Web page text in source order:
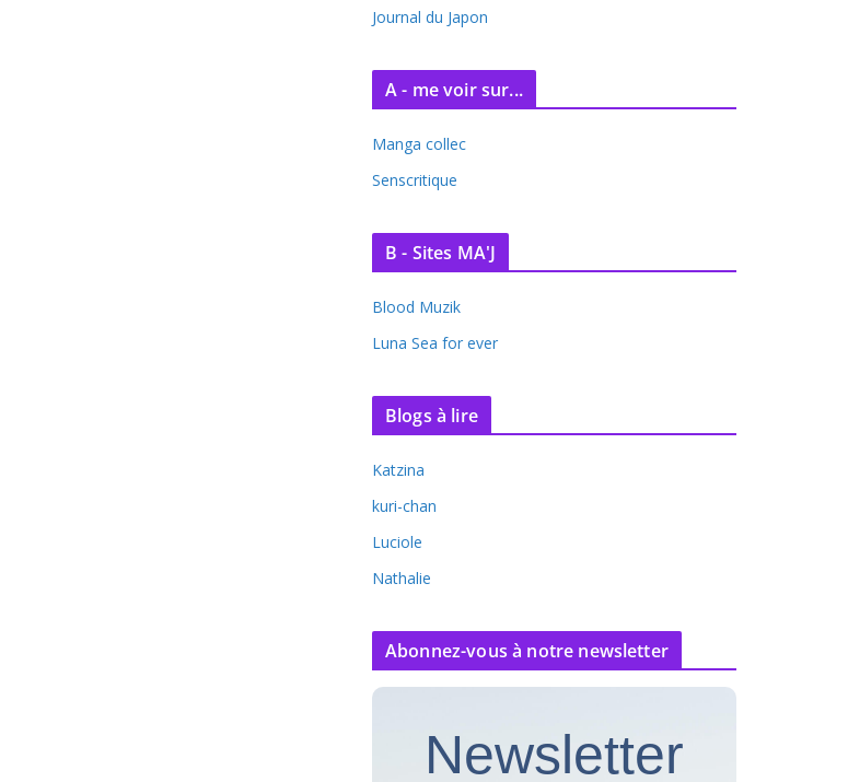
e
Journal du Japon
A - me voir sur...
Manga collec
Senscritique
B - Sites MA'J
Blood Muzik
Luna Sea for ever
Blogs à lire
Katzina
kuri-chan
Luciole
Nathalie
Abonnez-vous à notre newsletter
Newsletter